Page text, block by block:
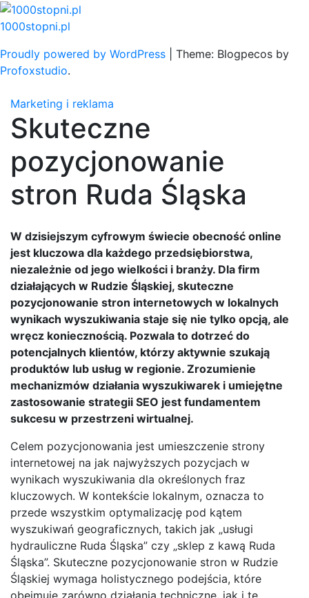
Skip
to
1000stopni.pl
Proudly powered by WordPress
Theme: Blogpecos by
Profoxstudio.
Marketing i reklama
Skuteczne
pozycjonowanie
stron Ruda Śląska
W dzisiejszym cyfrowym świecie obecność online
jest kluczowa dla każdego przedsiębiorstwa,
niezależnie od jego wielkości i branży. Dla firm
działających w Rudzie Śląskiej, skuteczne
pozycjonowanie stron internetowych w lokalnych
wynikach wyszukiwania staje się nie tylko opcją, ale
wręcz koniecznością. Pozwala to dotrzeć do
potencjalnych klientów, którzy aktywnie szukają
produktów lub usług w regionie. Zrozumienie
mechanizmów działania wyszukiwarek i umiejętne
zastosowanie strategii SEO jest fundamentem
sukcesu w przestrzeni wirtualnej.
Celem pozycjonowania jest umieszczenie strony
internetowej na jak najwyższych pozycjach w
wynikach wyszukiwania dla określonych fraz
kluczowych. W kontekście lokalnym, oznacza to
przede wszystkim optymalizację pod kątem
wyszukiwań geograficznych, takich jak „usługi
hydrauliczne Ruda Śląska” czy „sklep z kawą Ruda
Śląska”. Skuteczne pozycjonowanie stron w Rudzie
Śląskiej wymaga holistycznego podejścia, które
obejmuje zarówno działania techniczne, jak i te